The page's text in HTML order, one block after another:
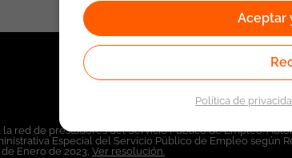
la red de prestadores del Servicio Público de Empleo.
Especial del Servicio Público de Empleo según
Enero de 2023, Ver resolución.
Aceptar
Política de